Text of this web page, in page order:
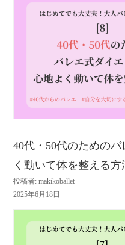
40代・50代のための
く動いて体を整える方
投稿者: makikoballet
2025年6月18日